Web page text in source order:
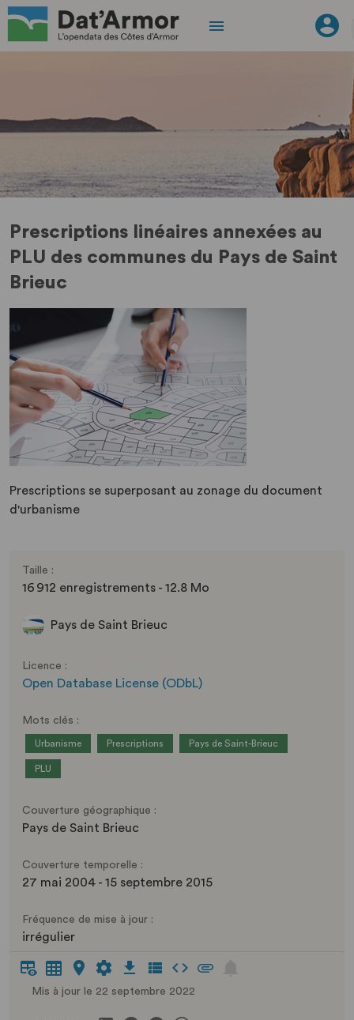
Prescriptions linéaires annexées au
PLU des communes du Pays de Saint
Brieuc
Prescriptions se superposant au zonage du document
d'urbanisme
Taille :
16 912 enregistrements - 12.8 Mo
Pays de Saint Brieuc
Licence :
Open Database License (ODbL)
Mots clés :
Urbanisme Prescriptions Pays de Saint-Brieuc
PLU
Couverture géographique :
Pays de Saint Brieuc
Couverture temporelle :
27 mai 2004 - 15 septembre 2015
Fréquence de mise à jour :
irrégulier
Mis à jour le 22 septembre 2022